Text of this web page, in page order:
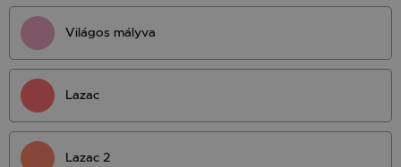
Világos mályva
Lazac
Lazac 2